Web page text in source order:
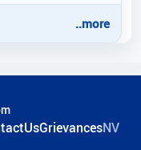
..more
GrievancesNV